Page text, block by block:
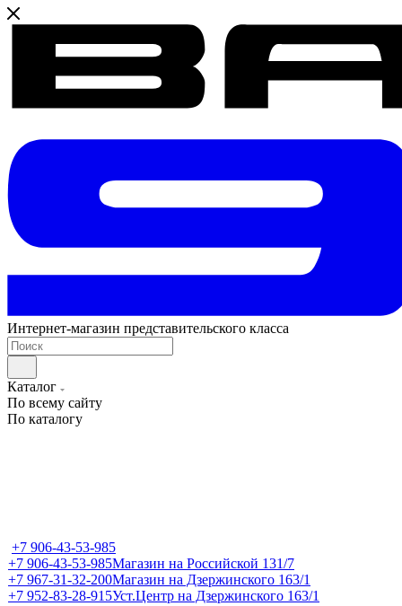
Интернет-магазин представительского класса
Каталог
По всему сайту
По каталогу
+7 906-43-53-985
+7 906-43-53-985Магазин на Российской 131/7
+7 967-31-32-200Магазин на Дзержинского 163/1
+7 952-83-28-915Уст.Центр на Дзержинского 163/1